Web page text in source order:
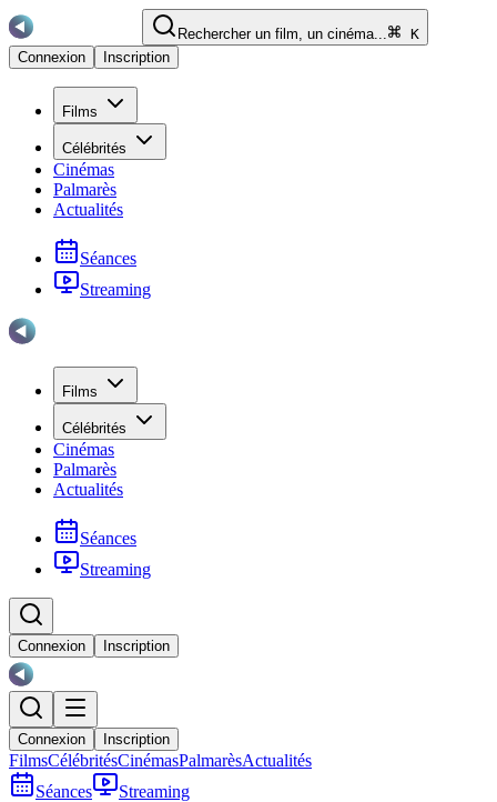
Rechercher un film, un cinéma...
K
Connexion
Inscription
Films
Célébrités
Cinémas
Palmarès
Actualités
Séances
Streaming
Films
Célébrités
Cinémas
Palmarès
Actualités
Séances
Streaming
Connexion Inscription
Connexion Inscription
FilmsCélébritésCinémasPalmarèsActualités
Séances
Streaming